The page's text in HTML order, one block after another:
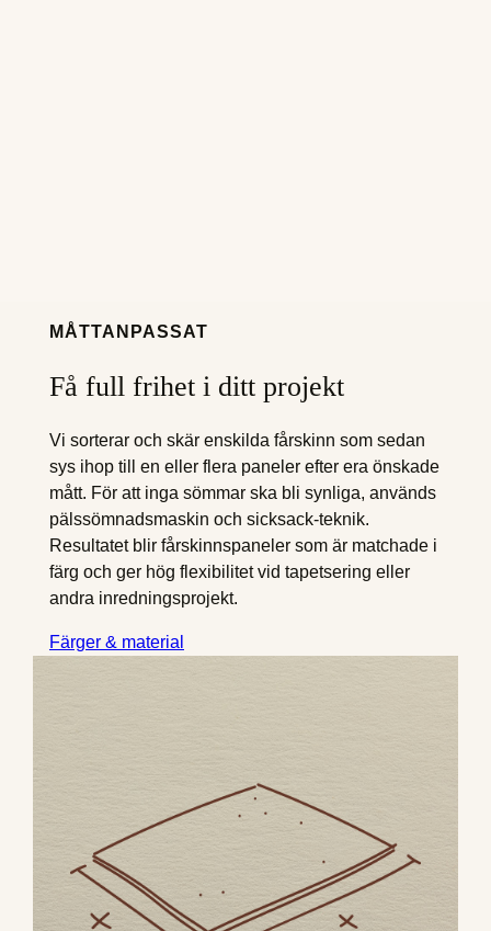
MÅTTANPASSAT
Få full frihet i ditt projekt
Vi sorterar och skär enskilda fårskinn som sedan
sys ihop till en eller flera paneler efter era önskade
mått. För att inga sömmar ska bli synliga, används
pälssömnadsmaskin och sicksack-teknik.
Resultatet blir fårskinnspaneler som är matchade i
färg och ger hög flexibilitet vid tapetsering eller
andra inredningsprojekt.
Färger & material